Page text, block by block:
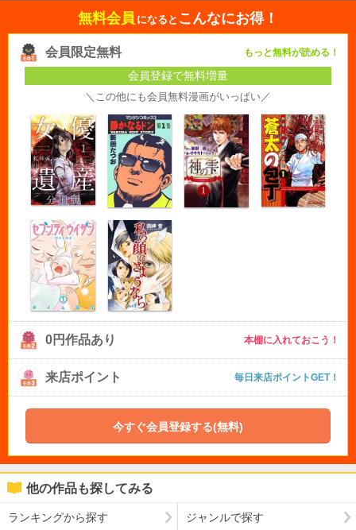
無料会員 になると こんなにお得！
会員限定無料 もっと無料が読める！
会員登録で無料増量
＼この他にも会員無料漫画がいっぱい／
0円作品あり 本棚に入れておこう！
来店ポイント 毎日来店ポイントGET！
今すぐ会員登録する(無料)
他の作品も探してみる
ランキングから探す ジャンルで探す